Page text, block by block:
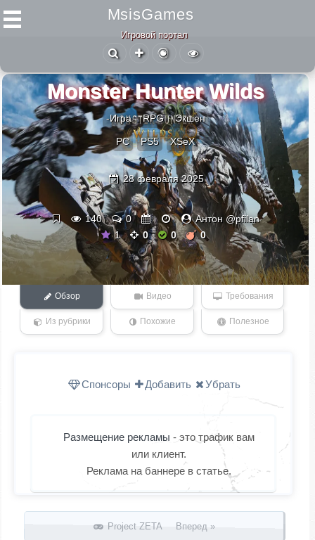
MsisGames
Игровой портал
Monster Hunter Wilds
-Игра RPG Экшен
PC PS5 XSeX
28 февраля 2025
140 0
Антон @pfilan
1
0 0 0
Обзор Видео Требования
Из рубрики Похожие Полезное
Спонсоры Добавить Убрать
Размещение рекламы - это трафик вам
или клиент.
Реклама на баннере в статье.
Запись навигация
Project ZETA Вперед »